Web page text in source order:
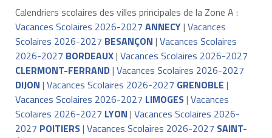
Calendriers scolaires des villes principales de la Zone A :
Vacances Scolaires 2026-2027 ANNECY| Vacances
Scolaires 2026-2027 BESANÇON | Vacances Scolaires
2026-2027 BORDEAUX| Vacances Scolaires 2026-2027
CLERMONT-FERRAND| Vacances Scolaires 2026-2027
DIJON | Vacances Scolaires 2026-2027 GRENOBLE |
Vacances Scolaires 2026-2027 LIMOGES| Vacances
Scolaires 2026-2027 LYON | Vacances Scolaires 2026-
2027 POITIERS| Vacances Scolaires 2026-2027 SAINT-